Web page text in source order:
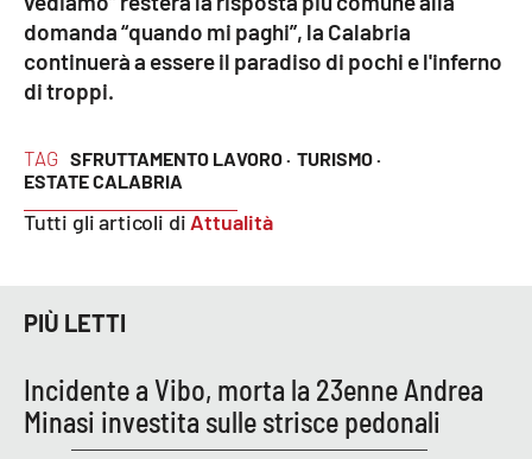
TAG SFRUTTAMENTO LAVORO · TURISMO ·
ESTATE CALABRIA
Tutti gli articoli di Attualità
domanda “quando mi paghi”, la Calabria
continuerà a essere il paradiso di pochi e l'inferno
di troppi.
PIÙ LETTI
Incidente a Vibo, morta la 23enne Andrea
Minasi investita sulle strisce pedonali